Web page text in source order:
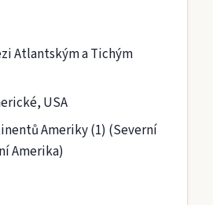
Atlantským a Tichým
USA
Ameriky (1) (Severní
Amerika)